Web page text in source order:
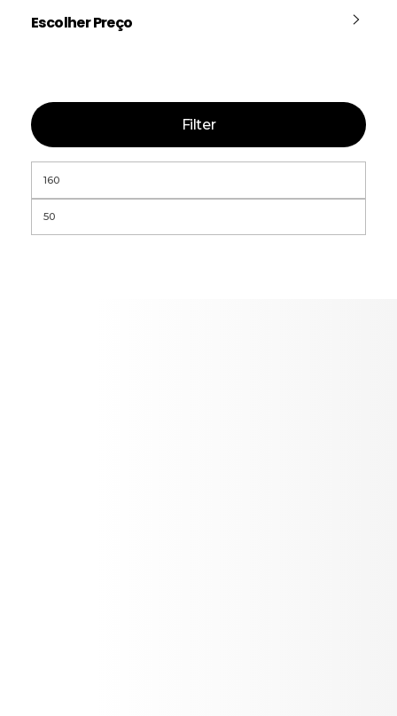
Escolher Preço
Filter